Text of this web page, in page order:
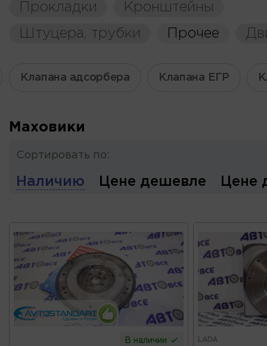
Прокладки
Кронштейны
Штуцера, трубки
Прочее
Клапана адсорбера Клапана ЕГР
Маховики
Сортировать по:
Наличию Цене дешевле Цене
В наличии LADA